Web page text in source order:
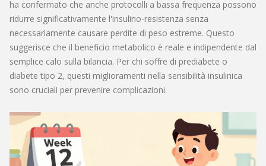
ha confermato che anche protocolli a bassa frequenza possono
ridurre significativamente l'insulino-resistenza senza
necessariamente causare perdite di peso estreme. Questo
suggerisce che il beneficio metabolico è reale e indipendente dal
semplice calo sulla bilancia. Per chi soffre di prediabete o
diabete tipo 2, questi miglioramenti nella sensibilità insulinica
sono cruciali per prevenire complicazioni.